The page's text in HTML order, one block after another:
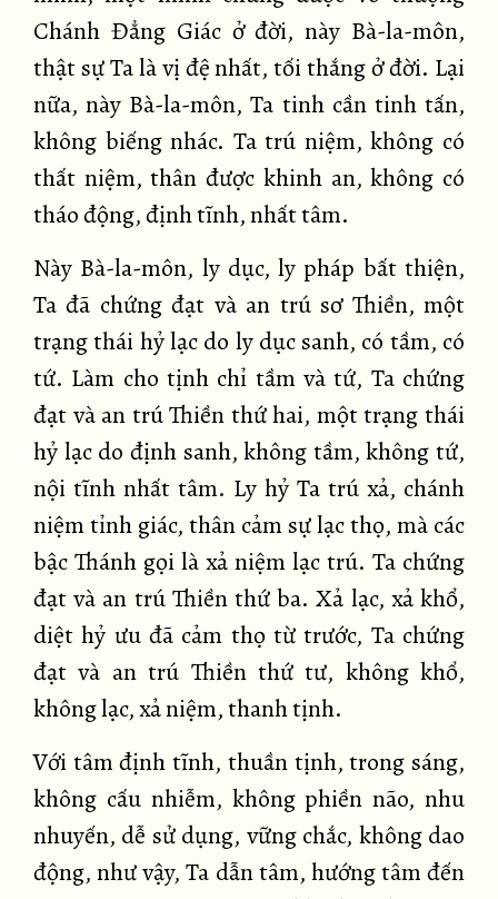
Chánh Đẳng Giác ở đời, này Bà-la-môn,
thật sự Ta là vị đệ nhất, tối thắng ở đời. Lại
nữa, này Bà-la-môn, Ta tinh cần tinh tấn,
không biếng nhác. Ta trú niệm, không có
thất niệm, thân được khinh an, không có
tháo động, định tĩnh, nhất tâm.
Này Bà-la-môn, ly dục, ly pháp bất thiện,
Ta đã chứng đạt và an trú sơ Thiền, một
trạng thái hỷ lạc do ly dục sanh, có tầm, có
tứ. Làm cho tịnh chỉ tầm và tứ, Ta chứng
đạt và an trú Thiền thứ hai, một trạng thái
hỷ lạc do định sanh, không tầm, không tứ,
nội tĩnh nhất tâm. Ly hỷ Ta trú xả, chánh
niệm tỉnh giác, thân cảm sự lạc thọ, mà các
bậc Thánh gọi là xả niệm lạc trú. Ta chứng
đạt và an trú Thiền thứ ba. Xả lạc, xả khổ,
diệt hỷ ưu đã cảm thọ từ trước, Ta chứng
đạt và an trú Thiền thứ tư, không khổ,
không lạc, xả niệm, thanh tịnh.
Với tâm định tĩnh, thuần tịnh, trong sáng,
không cấu nhiễm, không phiền não, nhu
nhuyến, dễ sử dụng, vững chắc, không dao
động, như vậy, Ta dẫn tâm, hướng tâm đến